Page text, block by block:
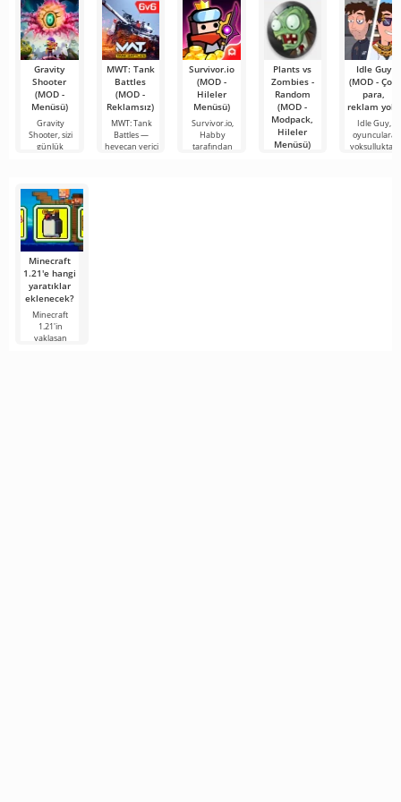
sağlayan
Gravity
Shooter
(MOD -
Menüsü)
Gravity
Shooter, sizi
günlük
MWT: Tank
Battles
(MOD -
Reklamsız)
MWT: Tank
Battles —
heyecan verici
Survivor.io
(MOD -
Hileler
Menüsü)
Survivor.io,
Habby
tarafından
Plants vs
Zombies -
Random
(MOD -
Modpack,
Hileler
Menüsü)
Idle Guy
(MOD - Çok
para,
reklam yok)
Idle Guy,
oyunculara
yoksulluktan
Minecraft
1.21'e hangi
yaratıklar
eklenecek?
Minecraft
1.21'in
yaklaşan